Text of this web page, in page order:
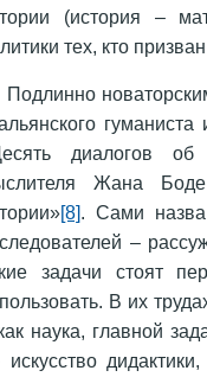
(история –
тех, кто
Подлинно
диалогов об
Жана
[8]. Сами
–
задачи стоят
В их
наука, главной
искусство